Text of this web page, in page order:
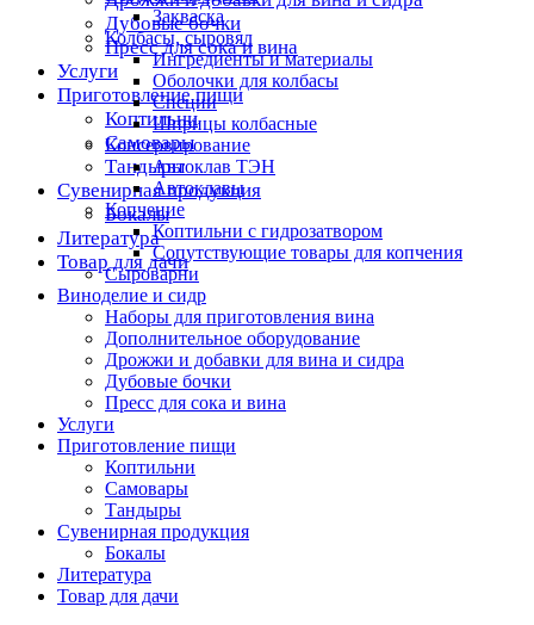
Дубовые бочки
Пресс для сока и вина
Услуги
Приготовление пищи
Коптильни
Самовары
Тандыры
Сувенирная продукция
Бокалы
Литература
Товар для дачи
Закваска
Колбасы, сыровял
Ингредиенты и материалы
Оболочки для колбасы
Специи
Шприцы колбасные
Консервирование
Автоклав ТЭН
Автоклавы
Копчение
Коптильни с гидрозатвором
Сопутствующие товары для копчения
Сыроварни
Виноделие и сидр
Наборы для приготовления вина
Дополнительное оборудование
Дрожжи и добавки для вина и сидра
Дубовые бочки
Пресс для сока и вина
Услуги
Приготовление пищи
Коптильни
Самовары
Тандыры
Сувенирная продукция
Бокалы
Литература
Товар для дачи